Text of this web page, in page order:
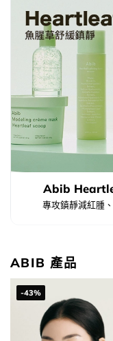
Abib
專攻鎮靜減紅腫
ABIB 產品
-43%